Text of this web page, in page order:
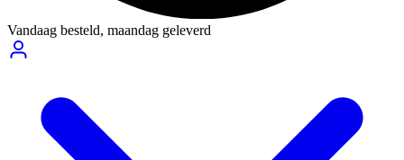
Vandaag besteld, maandag geleverd